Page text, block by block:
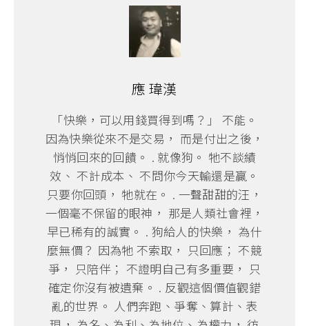
應 瑋漢
「快樂，可以用錢買得到嗎？」 不能。
因為快樂從來不是交易， 而是付出之後，
悄悄回來的回饋。 . 就像狗。 牠不談績
效、 不計成本、 不問你今天輸還是贏。
只要你回頭， 牠就在。 . 一聲甜甜的汪，
一個毫不保留的眼神， 那是人類社會裡，
早已稀有的誠實。 . 狗給人的快樂， 為什
麼無價？ 因為牠 不索取， 只回應； 不競
爭， 只陪伴； 不證明自己有多重要， 只
確定你沒有被遺棄。 . 反觀這個價值觀錯
亂的世界。 人們奔跑、爭奪、算計、表